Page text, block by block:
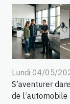
Lundi 04/05/
S’aventurer
de l’automobile